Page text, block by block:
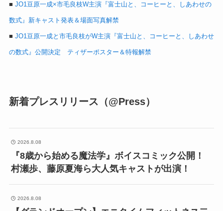
■ JO1豆原一成×市毛良枝W主演『富士山と、コーヒーと、しあわせの
数式』新キャスト発表＆場面写真解禁
■ JO1豆原一成と市毛良枝がW主演『富士山と、コーヒーと、しあわせ
の数式』公開決定 ティザーポスター＆特報解禁
新着プレスリリース（@Press）
2026.8.08
『8歳から始める魔法学』ボイスコミック公開！
村瀬歩、藤原夏海ら大人気キャストが出演！
2026.8.08